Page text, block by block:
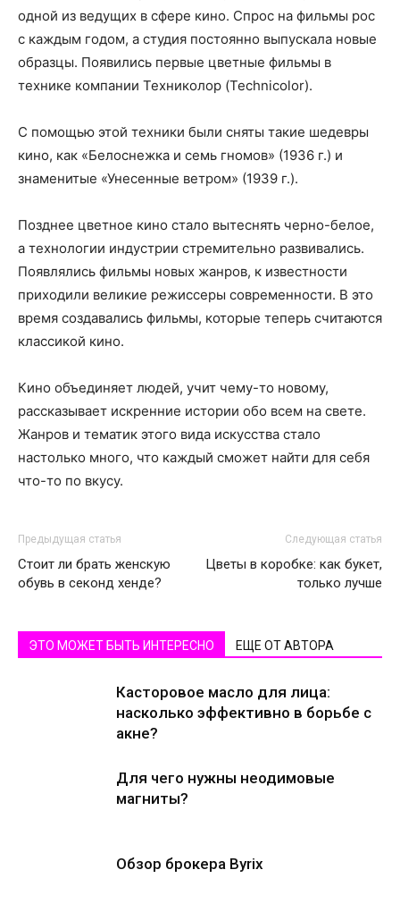
одной из ведущих в сфере кино. Спрос на фильмы рос
с каждым годом, а студия постоянно выпускала новые
образцы. Появились первые цветные фильмы в
технике компании Техниколор (Technicolor).
С помощью этой техники были сняты такие шедевры
кино, как «Белоснежка и семь гномов» (1936 г.) и
знаменитые «Унесенные ветром» (1939 г.).
Позднее цветное кино стало вытеснять черно-белое,
а технологии индустрии стремительно развивались.
Появлялись фильмы новых жанров, к известности
приходили великие режиссеры современности. В это
время создавались фильмы, которые теперь считаются
классикой кино.
Кино объединяет людей, учит чему-то новому,
рассказывает искренние истории обо всем на свете.
Жанров и тематик этого вида искусства стало
настолько много, что каждый сможет найти для себя
что-то по вкусу.
Предыдущая статья
Стоит ли брать женскую
обувь в секонд хенде?
Следующая статья
Цветы в коробке: как букет,
только лучше
ЭТО МОЖЕТ БЫТЬ ИНТЕРЕСНО ЕЩЕ ОТ АВТОРА
Касторовое масло для лица:
насколько эффективно в борьбе с
акне?
Для чего нужны неодимовые
магниты?
Обзор брокера Byrix